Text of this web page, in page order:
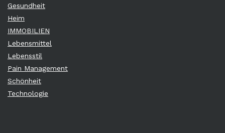
Gesundheit
Heim
IMMOBILIEN
Lebensmittel
Lebensstil
Pain Management
Schönheit
Technologie